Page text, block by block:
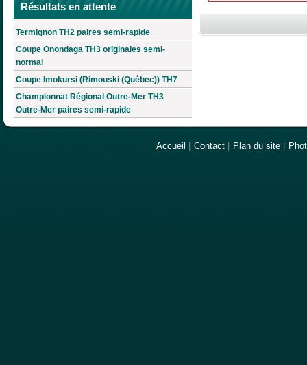
Résultats en attente
Termignon TH2 paires semi-rapide
Coupe Onondaga TH3 originales semi-
normal
Coupe Imokursi (Rimouski (Québec)) TH7
Championnat Régional Outre-Mer TH3
Outre-Mer paires semi-rapide
Accueil Contact Plan du site